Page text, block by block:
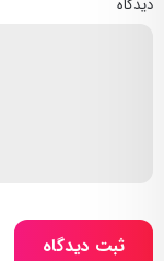
دیدگاه
ثبت دیدگاه